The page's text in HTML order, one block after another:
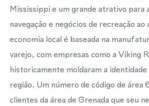
Mississippi e um grande atrativo para
navegação e negócios de recreação
economia local é baseada na
varejo, com empresas como a Viking
historicamente moldaram a
região. Um número de código de área
clientes da área de Grenada que seu